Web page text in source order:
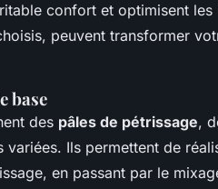
confort et optimisent les
peuvent transformer
base
des pâles de pétrissage,
Ils permettent de
en passant par le